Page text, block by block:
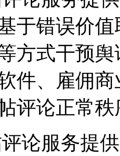
于错误价
方式干预
件、雇佣
评论正常
论服务提